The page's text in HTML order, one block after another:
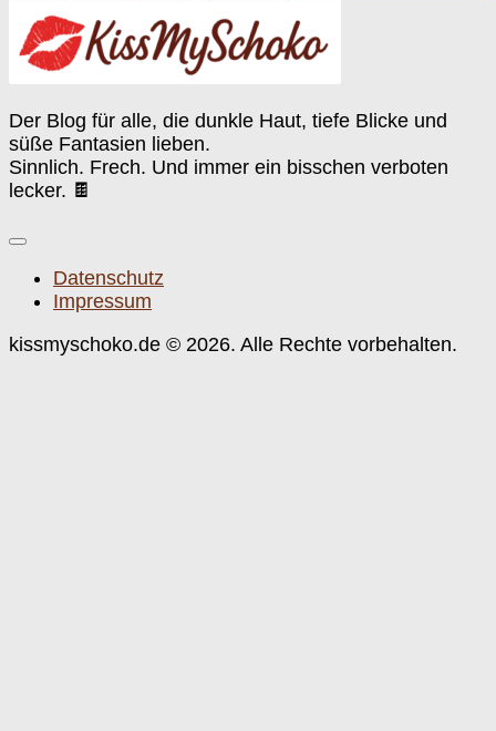
Der Blog für alle, die dunkle Haut, tiefe Blicke und
süße Fantasien lieben.
Sinnlich. Frech. Und immer ein bisschen verboten
lecker. 🍫
Datenschutz
Impressum
kissmyschoko.de © 2026. Alle Rechte vorbehalten.